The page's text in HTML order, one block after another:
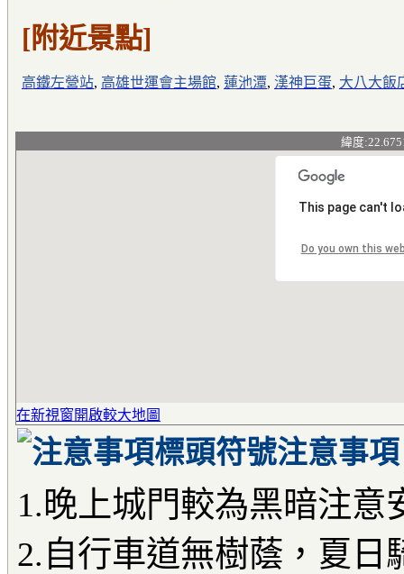
[附近景點]
高鐵左營站, 高雄世運會主場館, 蓮池潭, 漢神巨蛋, 大八大飯
緯度
This page can't
Do you own this
在新視窗開啟較大地圖
注意事項
1.晚上城門較為黑暗注意
2.自行車道無樹蔭，夏日